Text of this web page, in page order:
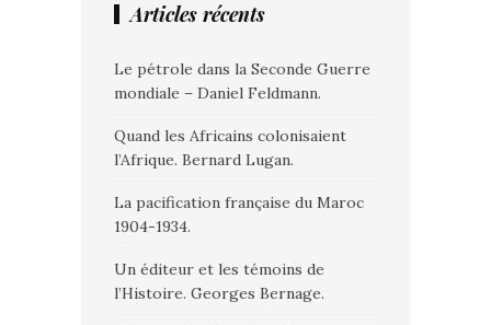
Articles récents
Le pétrole dans la Seconde Guerre
mondiale – Daniel Feldmann.
Quand les Africains colonisaient
l’Afrique. Bernard Lugan.
La pacification française du Maroc
1904-1934.
Un éditeur et les témoins de
l’Histoire. Georges Bernage.